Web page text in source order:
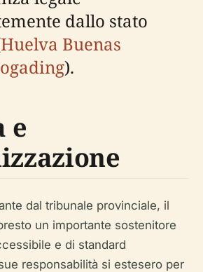
dallo stato
Huelva Buenas
).
e
dal tribunale provinciale, il
un importante sostenitore
e di standard
responsabilità si estesero per